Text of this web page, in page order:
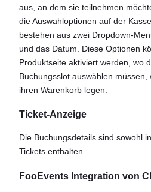
aus, an dem sie teilnehmen
die Auswahloptionen auf der
bestehen aus zwei Dropdown-
und das Datum. Diese Optionen
Produktseite aktiviert werden, wo
Buchungsslot auswählen müssen,
ihren Warenkorb legen.
Ticket-Anzeige
Die Buchungsdetails sind sowohl
Tickets enthalten.
FooEvents Integration von